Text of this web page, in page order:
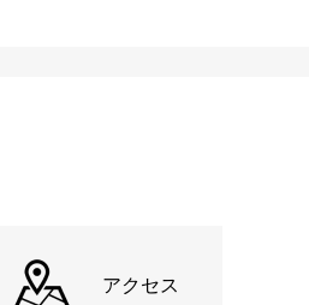
アクセス